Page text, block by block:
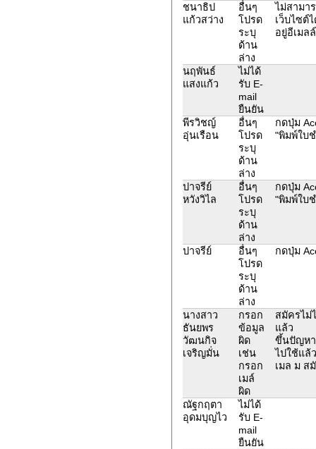
ชนาธิป
แก้วสว่าง
อื่นๆ
โปรด
ระบุ
ด้าน
ล่าง
ไม่สามา
เว็บไซต์
อยู่อีเมล
นฤพันธ์
แสงแก้ว
ไม่ได้
รับ E-
mail
ยืนยัน
พีรวิชญ์
อุ่นเรือน
อื่นๆ
โปรด
ระบุ
ด้าน
ล่าง
กดปุ่ม
"พิมพ์ใบ
ปาจรีย์
หวังวิไล
อื่นๆ
โปรด
ระบุ
ด้าน
ล่าง
กดปุ่ม
"พิมพ์ใบ
ปาจรีย์
อื่นๆ
โปรด
ระบุ
ด้าน
ล่าง
กดปุ่ม
นางสาว
ธันยพร
วัฒนกิจ
เจริญมั่น
กรอก
ข้อมูล
ผิด
เช่น
กรอก
เมล์
ผิด
สมัครไม่
แล้ว
ขึ้นปัญหา
ไปใช้แล้
เมล ม ส
ณัฐกฤตา
อุดมบุญไว
ไม่ได้
รับ E-
mail
ยืนยัน